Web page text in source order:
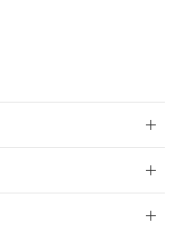
で利用すること
は、"個人情報
れている法人を
非含有証明書
含有を証明す
含有を証明する
キャンセル